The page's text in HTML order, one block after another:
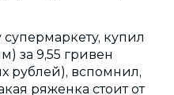
купил
за 9,55 гривен
рублей), вспомнил,
ряженка стоит от